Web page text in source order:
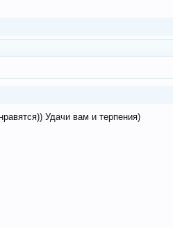
Удачи вам и терпения)